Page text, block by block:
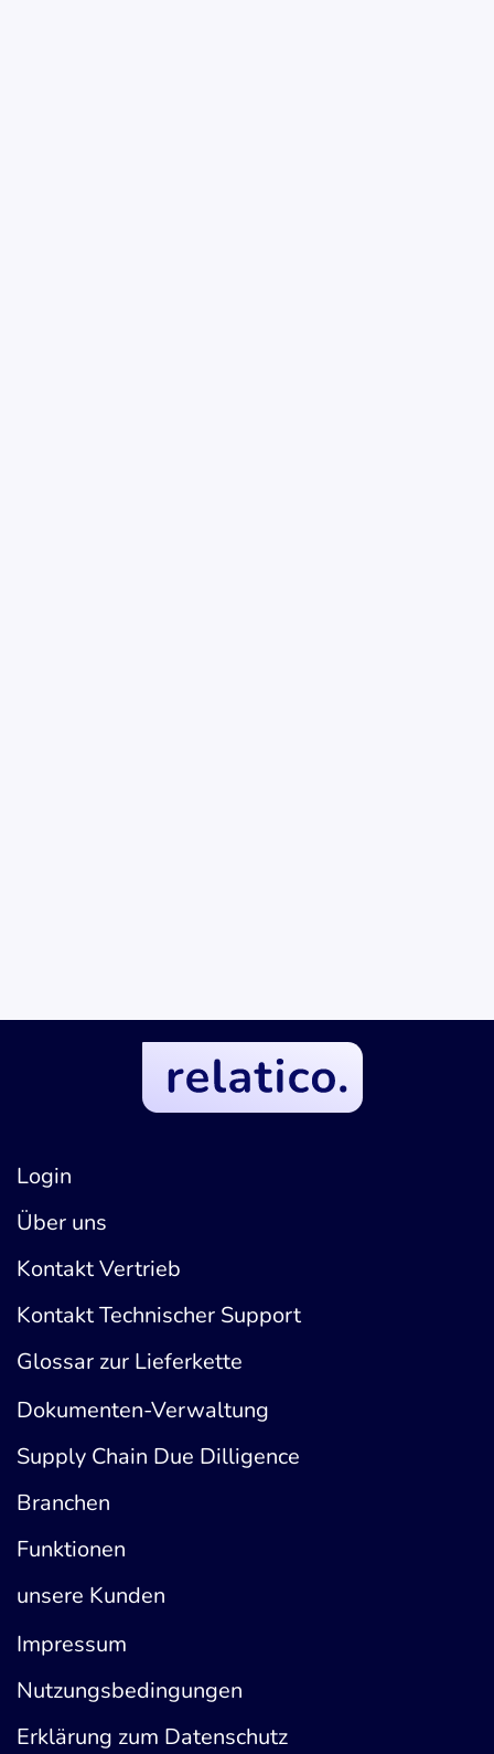
Login
Über uns
Kontakt Vertrieb
Kontakt Technischer Support
Glossar zur Lieferkette
Dokumenten-Verwaltung
Supply Chain Due Dilligence
Branchen
Funktionen
unsere Kunden
Impressum
Nutzungsbedingungen
Erklärung zum Datenschutz